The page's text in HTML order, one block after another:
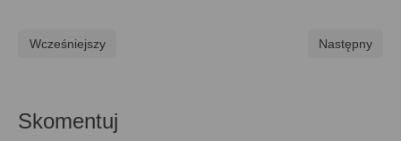
Wcześniejszy Następny
Skomentuj